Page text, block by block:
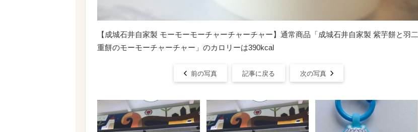
【成城石井自家製 モーモーモーチャーチャーチャー】通常商品「成城石井自家製 紫芋餅と羽二
重餅のモーモーチャーチャー」のカロリーは390kcal
前の写真 記事に戻る 次の写真